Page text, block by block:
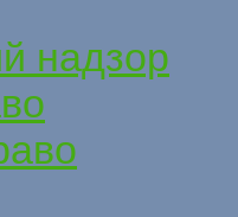
надзор